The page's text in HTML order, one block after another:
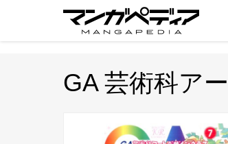
GA 芸術科ア